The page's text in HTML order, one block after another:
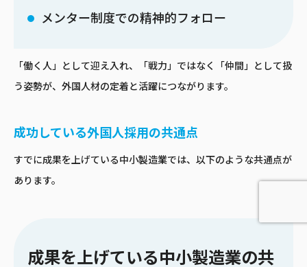
メンター制度での精神的フォロー
「働く人」として迎え入れ、「戦力」ではなく「仲間」として扱
う姿勢が、外国人材の定着と活躍につながります。
成功している外国人採用の共通点
すでに成果を上げている中小製造業では、以下のような共通点が
あります。
成果を上げている中小製造業の共